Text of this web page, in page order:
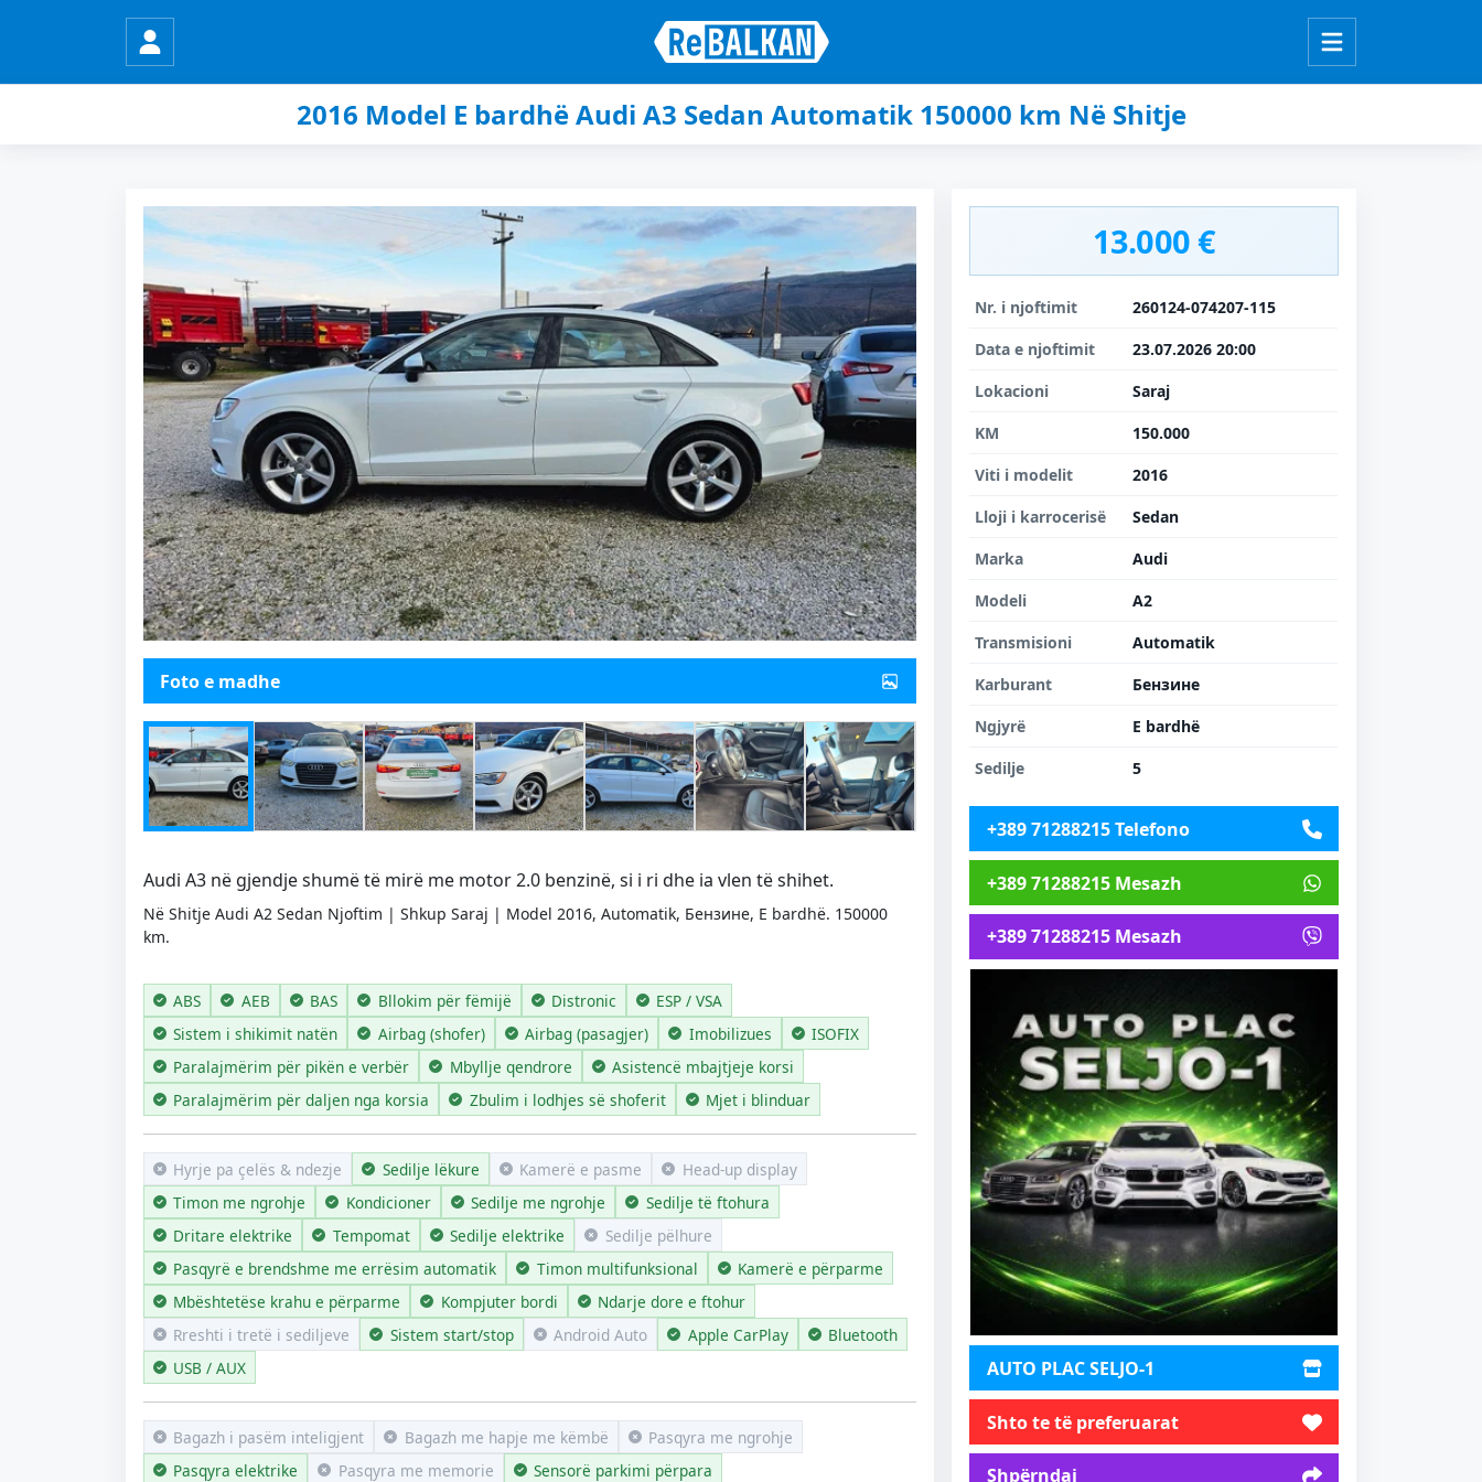
2016 Model E bardhë Audi A3 Sedan Automatik 150000 km Në Shitje
Foto e madhe
Audi A3 në gjendje shumë të mirë me motor 2.0 benzinë, si i ri dhe ia vlen të shihet.
Në Shitje Audi A2 Sedan Njoftim | Shkup Saraj | Model 2016, Automatik, Бензинe, E bardhë. 150000
km.
ABS AEB BAS Bllokim për fëmijë Distronic
ESP / VSA
Sistem i shikimit natën
Airbag (shofer) Airbag (pasagjer) Imobilizues
ISOFIX
Paralajmërim për pikën e verbër
Mbyllje qendrore
Asistencë mbajtjeje korsi
Paralajmërim për daljen nga korsia
Zbulim i lodhjes së shoferit Mjet i blinduar
Hyrje pa çelës & ndezje Sedilje lëkure Kamerë e pasme
Head-up display
Timon me ngrohje
Kondicioner Sedilje me ngrohje
Sedilje të ftohura
Dritare elektrike
Tempomat Sedilje elektrike
Sedilje pëlhure
Pasqyrë e brendshme me errësim automatik
Timon multifunksional
Kamerë e përparme
Mbështetëse krahu e përparme
Kompjuter bordi
Ndarje dore e ftohur
Rreshti i tretë i sediljeve
Sistem start/stop Android Auto Apple CarPlay
Bluetooth
USB / AUX
Bagazh i pasëm inteligjent Bagazh me hapje me këmbë
Pasqyra me ngrohje
Pasqyra elektrike
Pasqyra me memorie
Sensorë parkimi përpara
+389 71288215 Telefono
+389 71288215 Mesazh
+389 71288215 Mesazh
AUTO PLAC SELJO-1
Shto te të preferuarat
Shpërndaj
13.000 €
Nr. i njoftimit
260124-074207-115
Data e njoftimit
23.07.2026 20:00
Lokacioni
Saraj
KM
150.000
Viti i modelit
2016
Lloji i karrocerisë
Sedan
Marka
Audi
Modeli
A2
Transmisioni
Automatik
Karburant
Бензинe
Ngjyrë
E bardhë
Sedilje
5